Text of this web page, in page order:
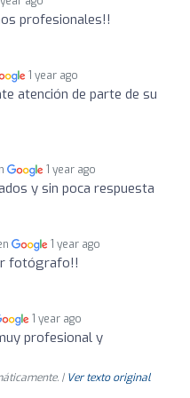
profesionales!!
1 year ago
atención de parte de su
1 year ago
y sin poca respuesta
1 year ago
fotógrafo!!
1 year ago
profesional y
| Ver texto original